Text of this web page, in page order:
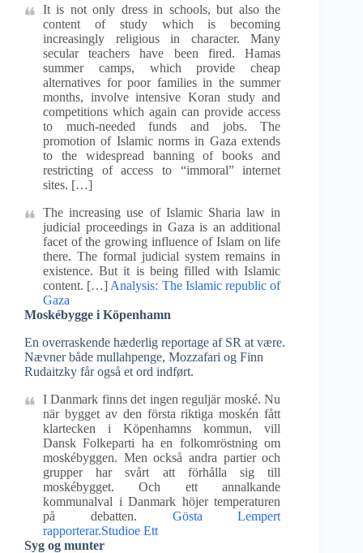
It is not only dress in schools, but also the
content of study which is becoming
increasingly religious in character. Many
secular teachers have been fired. Hamas
summer camps, which provide cheap
alternatives for poor families in the summer
months, involve intensive Koran study and
competitions which again can provide access
to much-needed funds and jobs. The
promotion of Islamic norms in Gaza extends
to the widespread banning of books and
restricting of access to “immoral” internet
sites. […]
The increasing use of Islamic Sharia law in
judicial proceedings in Gaza is an additional
facet of the growing influence of Islam on life
there. The formal judicial system remains in
existence. But it is being filled with Islamic
content. […] Analysis: The Islamic republic of
Gaza
Moskébygge i Köpenhamn
En overraskende hæderlig reportage af SR at være.
Nævner både mullahpenge, Mozzafari og Finn
Rudaitzky får også et ord indført.
I Danmark finns det ingen reguljär moské. Nu
när bygget av den första riktiga moskén fått
klartecken i Köpenhamns kommun, vill
Dansk Folkeparti ha en folkomröstning om
moskébyggen. Men också andra partier och
grupper har svårt att förhålla sig till
moskébygget. Och ett annalkande
kommunalval i Danmark höjer temperaturen
på debatten. Gösta Lempert
rapporterar.Studioe Ett
Syg og munter